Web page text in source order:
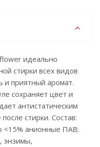
идеально
стирки всех видов
и приятный аромат.
сохраняет цвет и
антистатическим
стирки. Состав:
<15% анионные ПАВ;
энзимы,